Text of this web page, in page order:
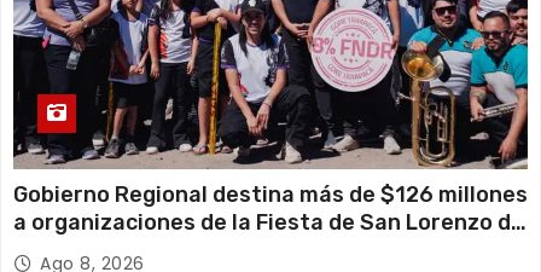
Gobierno Regional destina más de $126 millones
a organizaciones de la Fiesta de San Lorenzo de
Tarapacá
Ago 8, 2026